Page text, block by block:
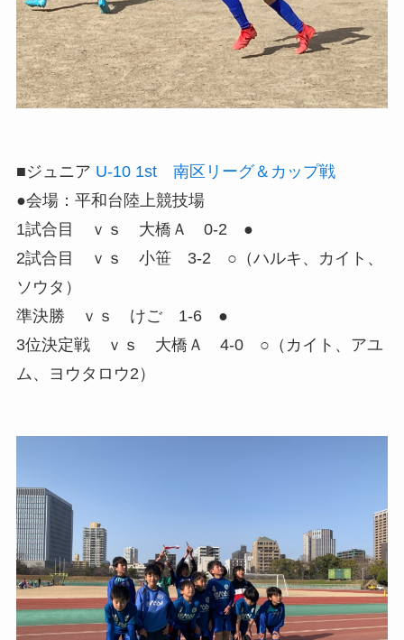
■ジュニア U-10 1st 南区リーグ＆カップ戦
●会場：平和台陸上競技場
1試合目 ｖｓ 大橋Ａ 0-2 ●
2試合目 ｖｓ 小笹 3-2 ○（ハルキ、カイト、
ソウタ）
準決勝 ｖｓ けご 1-6 ●
3位決定戦 ｖｓ 大橋Ａ 4-0 ○（カイト、アユ
ム、ヨウタロウ2）